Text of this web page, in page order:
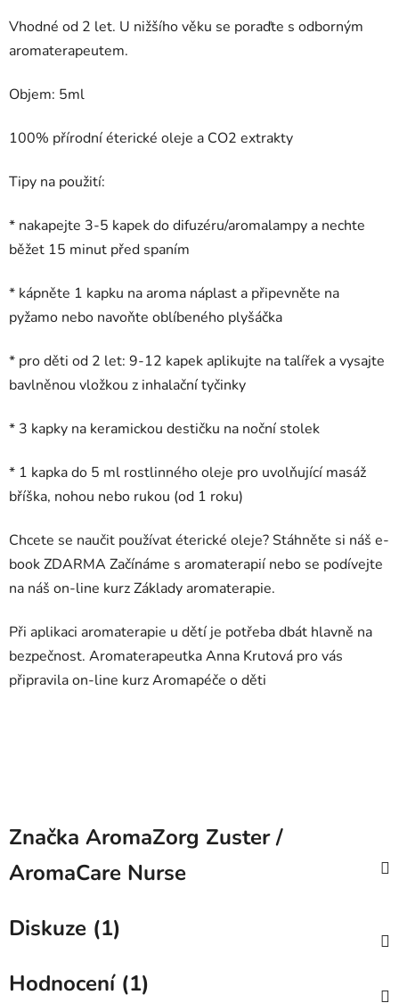
Vhodné od 2 let. U nižšího věku se poraďte s odborným
aromaterapeutem.
Objem: 5ml
100% přírodní éterické oleje a CO2 extrakty
Tipy na použití:
* nakapejte 3-5 kapek do difuzéru/aromalampy a nechte
běžet 15 minut před spaním
* kápněte 1 kapku na aroma náplast a připevněte na
pyžamo nebo navoňte oblíbeného plyšáčka
* pro děti od 2 let: 9-12 kapek aplikujte na talířek a vysajte
bavlněnou vložkou z inhalační tyčinky
* 3 kapky na keramickou destičku na noční stolek
* 1 kapka do 5 ml rostlinného oleje pro uvolňující masáž
bříška, nohou nebo rukou (od 1 roku)
Chcete se naučit používat éterické oleje? Stáhněte si náš e-
book ZDARMA Začínáme s aromaterapií nebo se podívejte
na náš on-line kurz Základy aromaterapie.
Při aplikaci aromaterapie u dětí je potřeba dbát hlavně na
bezpečnost. Aromaterapeutka Anna Krutová pro vás
připravilaon-line kurz Aromapéče o děti
Značka AromaZorg Zuster /
AromaCare Nurse
Diskuze (1)
Hodnocení (1)